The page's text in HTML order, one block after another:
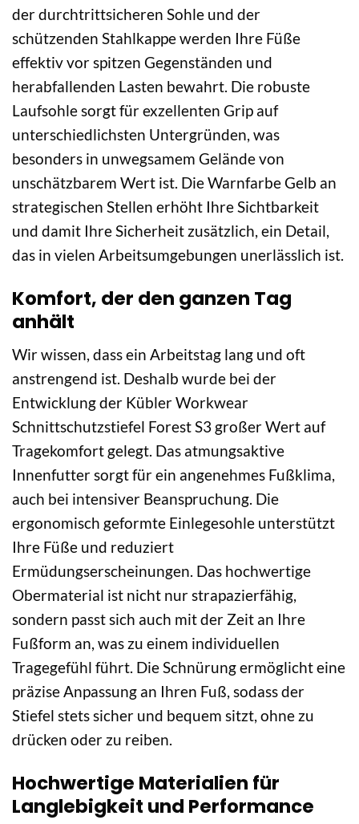
der durchtrittsicheren Sohle und der
schützenden Stahlkappe werden Ihre Füße
effektiv vor spitzen Gegenständen und
herabfallenden Lasten bewahrt. Die robuste
Laufsohle sorgt für exzellenten Grip auf
unterschiedlichsten Untergründen, was
besonders in unwegsamem Gelände von
unschätzbarem Wert ist. Die Warnfarbe Gelb an
strategischen Stellen erhöht Ihre Sichtbarkeit
und damit Ihre Sicherheit zusätzlich, ein Detail,
das in vielen Arbeitsumgebungen unerlässlich ist.
Komfort, der den ganzen Tag
anhält
Wir wissen, dass ein Arbeitstag lang und oft
anstrengend ist. Deshalb wurde bei der
Entwicklung der Kübler Workwear
Schnittschutzstiefel Forest S3 großer Wert auf
Tragekomfort gelegt. Das atmungsaktive
Innenfutter sorgt für ein angenehmes Fußklima,
auch bei intensiver Beanspruchung. Die
ergonomisch geformte Einlegesohle unterstützt
Ihre Füße und reduziert
Ermüdungserscheinungen. Das hochwertige
Obermaterial ist nicht nur strapazierfähig,
sondern passt sich auch mit der Zeit an Ihre
Fußform an, was zu einem individuellen
Tragegefühl führt. Die Schnürung ermöglicht eine
präzise Anpassung an Ihren Fuß, sodass der
Stiefel stets sicher und bequem sitzt, ohne zu
drücken oder zu reiben.
Hochwertige Materialien für
Langlebigkeit und Performance